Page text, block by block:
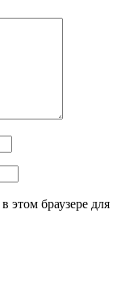
этом браузере для